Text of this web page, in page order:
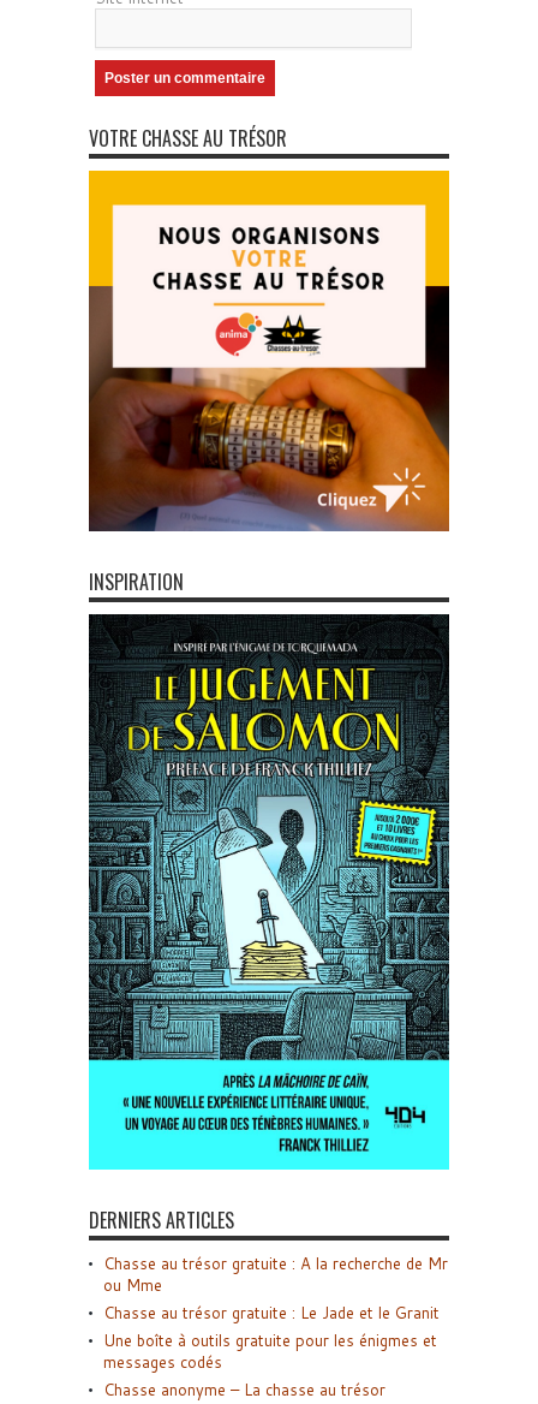
VOTRE CHASSE AU TRÉSOR
INSPIRATION
DERNIERS ARTICLES
Chasse au trésor gratuite : A la recherche de Mr
ou Mme
Chasse au trésor gratuite : Le Jade et le Granit
Une boîte à outils gratuite pour les énigmes et
messages codés
Chasse anonyme – La chasse au trésor